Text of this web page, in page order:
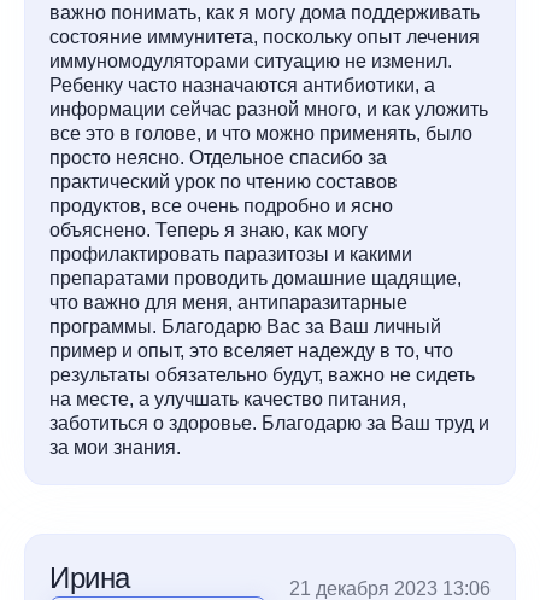
важно понимать, как я могу дома поддерживать
состояние иммунитета, поскольку опыт лечения
иммуномодуляторами ситуацию не изменил.
Ребенку часто назначаются антибиотики, а
информации сейчас разной много, и как уложить
все это в голове, и что можно применять, было
просто неясно. Отдельное спасибо за
практический урок по чтению составов
продуктов, все очень подробно и ясно
объяснено. Теперь я знаю, как могу
профилактировать паразитозы и какими
препаратами проводить домашние щадящие,
что важно для меня, антипаразитарные
программы. Благодарю Вас за Ваш личный
пример и опыт, это вселяет надежду в то, что
результаты обязательно будут, важно не сидеть
на месте, а улучшать качество питания,
заботиться о здоровье. Благодарю за Ваш труд и
за мои знания.
Ирина 21 декабря 2023 13:06